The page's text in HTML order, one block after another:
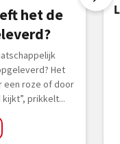
het de
Het
een roze of door
prikkelt...